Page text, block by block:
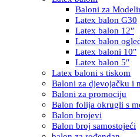
Baloni za
Latex balon G30
Latex balon 12″
Latex balon
Latex baloni 10″
Latex balon 5″
Latex baloni s tiskom
Baloni za djevojačku i
Baloni za promociju
Balon folija okrugli s
Balon brojevi
Balon broj samostojeći